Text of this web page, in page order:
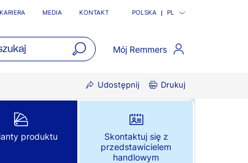
KARIERA MEDIA KONTAKT POLSKA PL
Mój Remmers
Udostępnij Drukuj
produktu
Skontaktuj się z
przedstawicielem
handlowym